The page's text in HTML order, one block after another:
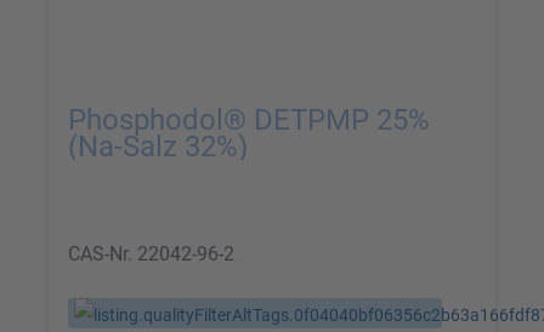
Phosphodol® DETPMP 25%
(Na-Salz 32%)
CAS-Nr. 22042-96-2